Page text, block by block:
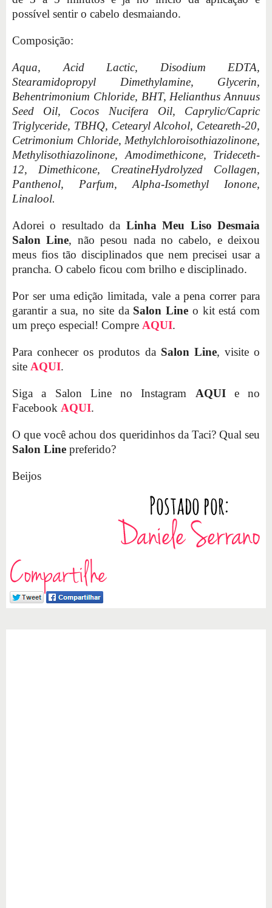
possível sentir o cabelo desmaiando.
Composição:
Aqua, Acid Lactic, Disodium EDTA,
Stearamidopropyl Dimethylamine, Glycerin,
Behentrimonium Chloride, BHT, Helianthus Annuus
Seed Oil, Cocos Nucifera Oil, Caprylic/Capric
Triglyceride, TBHQ, Cetearyl Alcohol, Ceteareth-20,
Cetrimonium Chloride, Methylchloroisothiazolinone,
Methylisothiazolinone, Amodimethicone, Trideceth-
12, Dimethicone, CreatineHydrolyzed Collagen,
Panthenol, Parfum, Alpha-Isomethyl Ionone,
Linalool.
Adorei o resultado da Linha Meu Liso Desmaia
Salon Line, não pesou nada no cabelo, e deixou
meus fios tão disciplinados que nem precisei usar a
prancha. O cabelo ficou com brilho e disciplinado.
Por ser uma edição limitada, vale a pena correr para
garantir a sua, no site da Salon Line o kit está com
um preço especial! Compre AQUI.
Para conhecer os produtos da Salon Line, visite o
site AQUI.
Siga a Salon Line no Instagram AQUIe no
Facebook AQUI.
O que você achou dos queridinhos da Taci? Qual seu
Salon Line preferido?
Beijos
Compartilhe